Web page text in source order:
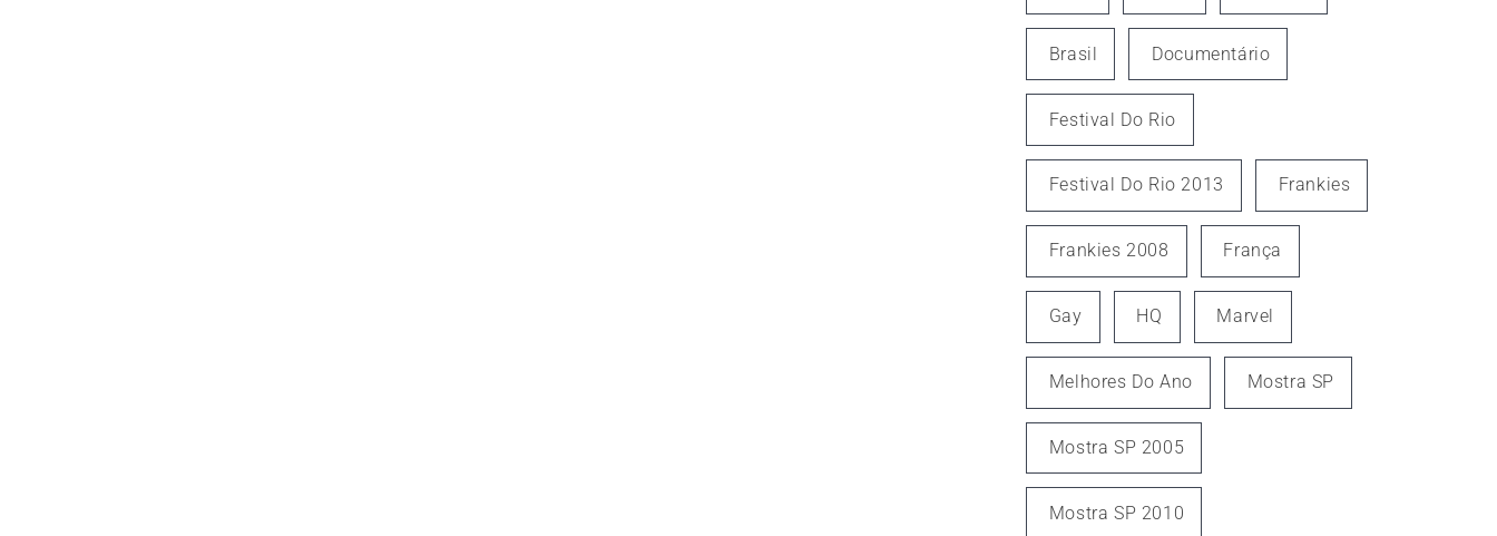
Brasil Documentário
Festival Do Rio
Festival Do Rio 2013 Frankies
Frankies 2008 França
Gay HQ Marvel
Melhores Do Ano Mostra SP
Mostra SP 2005
Mostra SP 2010